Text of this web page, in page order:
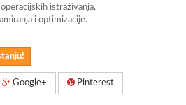
istraživanja,
i optimizacije.
Google+ Pinterest